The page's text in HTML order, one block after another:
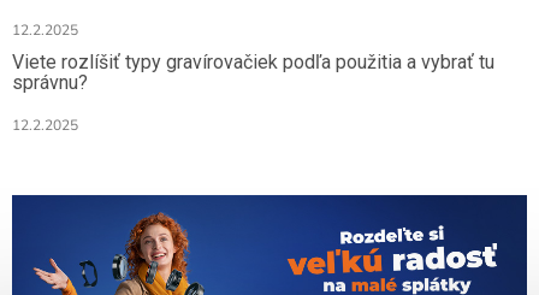
12.2.2025
Viete rozlíšiť typy gravírovačiek podľa použitia a vybrať tu
správnu?
12.2.2025